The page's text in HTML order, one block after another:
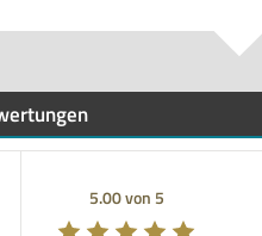
5.00 von 5